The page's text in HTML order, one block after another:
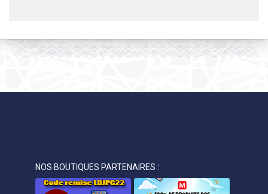
NOS BOUTIQUES PARTENAIRES :